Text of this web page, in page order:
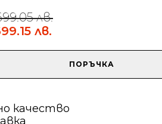
лв.
лв.
ПОРЪЧКА
качество